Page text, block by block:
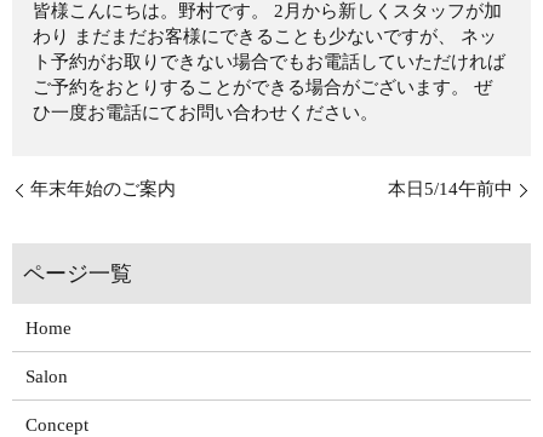
皆様こんにちは。野村です。 2月から新しくスタッフが加
わり まだまだお客様にできることも少ないですが、 ネッ
ト予約がお取りできない場合でもお電話していただければ
ご予約をおとりすることができる場合がございます。 ぜ
ひ一度お電話にてお問い合わせください。
年末年始のご案内 本日5/14午前中
Home
Salon
Concept